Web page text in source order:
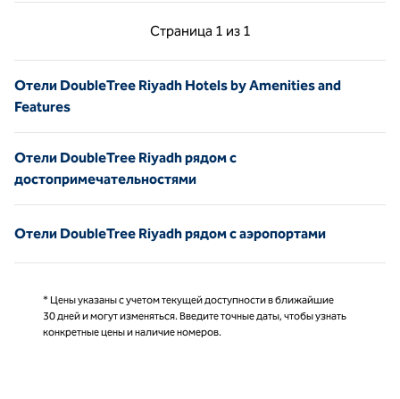
Страница 1 из 1
Предыдущая страница, 1 из 1
Страница 1 из 1
Отели DoubleTree Riyadh Hotels by Amenities and
Features
Отели DoubleTree Riyadh рядом с
достопримечательностями
Отели DoubleTree Riyadh рядом с аэропортами
* Цены указаны с учетом текущей доступности в ближайшие
30 дней и могут изменяться. Введите точные даты, чтобы узнать
конкретные цены и наличие номеров.